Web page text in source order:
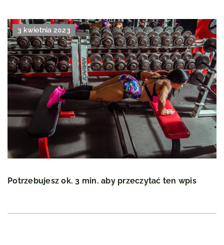
3 kwietnia 2023
Potrzebujesz ok. 3 min. aby przeczytać ten wpis